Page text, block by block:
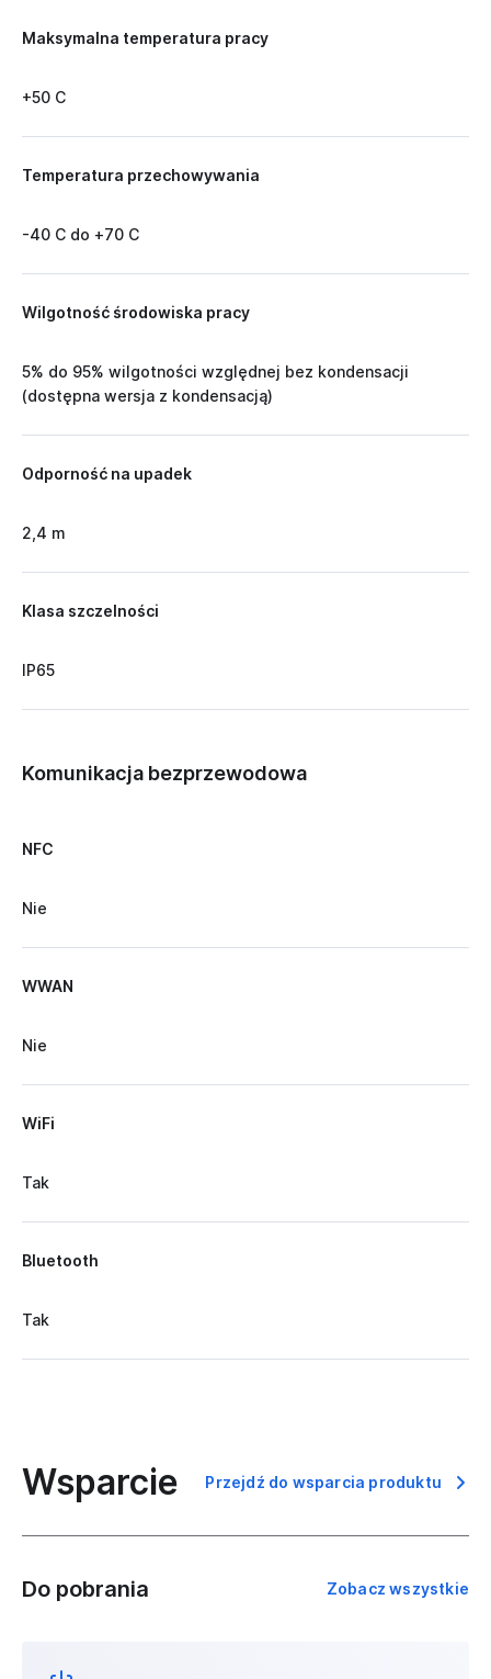
Maksymalna temperatura pracy
+50 C
Temperatura przechowywania
-40 C do +70 C
Wilgotność środowiska pracy
5% do 95% wilgotności względnej bez kondensacji
(dostępna wersja z kondensacją)
Odporność na upadek
2,4 m
Klasa szczelności
IP65
Komunikacja bezprzewodowa
NFC
Nie
WWAN
Nie
WiFi
Tak
Bluetooth
Tak
Wsparcie Przejdź do wsparcia produktu
Do pobrania Zobacz wszystkie